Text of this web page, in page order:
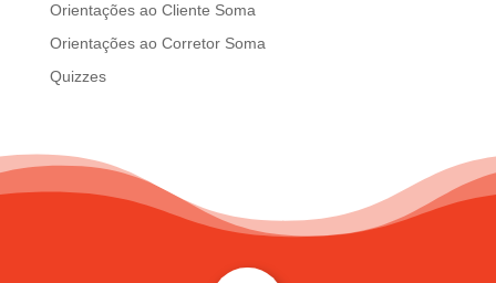
Orientações ao Cliente Soma
Orientações ao Corretor Soma
Quizzes